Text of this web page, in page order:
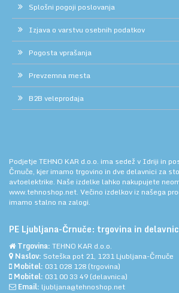
Splošni pogoji poslovanja
Izjava o varstvu osebnih podatkov
Pogosta vprašanja
Prevzemna mesta
B2B veleprodaja
Podjetje TEHNO KAR d.o.o. ima sedež v Idriji in
Črnuče, kjer imamo trgovino in dve delavnici za
avtoelektrike. Naše izdelke lahko nakupujete
www.tehnoshop.net. Večino izdelkov iz našega
imamo stalno na zalogi.
PE Ljubljana-Črnuče: trgovina in
Trgovina: TEHNO KAR d.o.o.
Naslov: Soteška pot 21, 1231 Ljubljana-Črnuče
Mobitel: 031 028 128 (trgovina)
Mobitel: 031 00 33 49 (delavnica)
Email: ljubljana@tehnoshop.net